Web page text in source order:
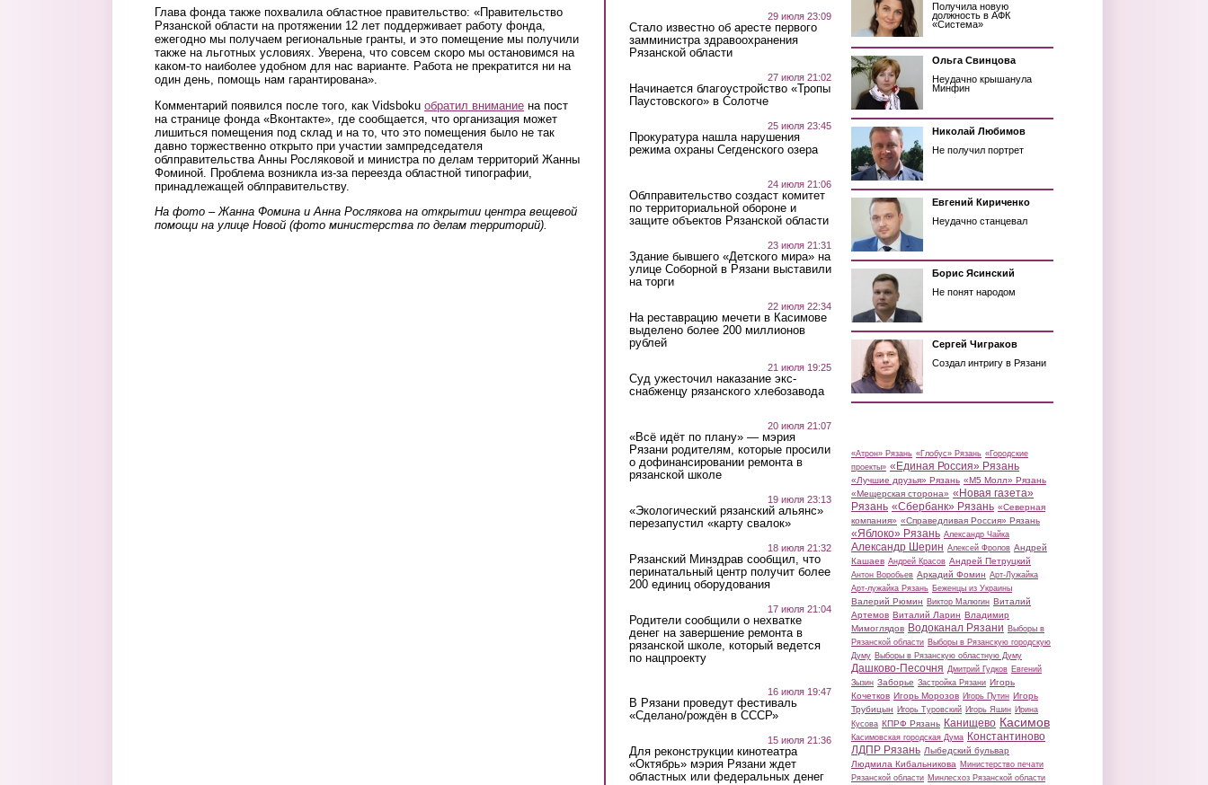
Глава фонда также похвалила областное правительство: «Правительство
Рязанской области на протяжении 12 лет поддерживает работу фонда,
ежегодно мы получаем региональные гранты, и это помещение мы получили
также на льготных условиях. Уверена, что совсем скоро мы остановимся на
каком-то наиболее удобном для нас варианте. Работа не прекратится ни на
один день, помощь нам гарантирована».
Комментарий появился после того, как Vidsboku обратил внимание на пост
на странице фонда «Вконтакте», где сообщается, что организация может
лишиться помещения под склад и на то, что это помещения было не так
давно торжественно открыто при участии зампредседателя
облправительства Анны Росляковой и министра по делам территорий Жанны
Фоминой. Проблема возникла из-за переезда областной типографии,
принадлежащей облправительству.
На фото – Жанна Фомина и Анна Рослякова на открытии центра вещевой
помощи на улице Новой (фото министерства по делам территорий).
29 июля 23:09
Стало известно об аресте первого
замминистра здравоохранения
Рязанской области
27 июля 21:02
Начинается благоустройство «Тропы
Паустовского» в Солотче
25 июля 23:45
Прокуратура нашла нарушения
режима охраны Сегденского озера
24 июля 21:06
Облправительство создаст комитет
по территориальной обороне и
защите объектов Рязанской области
23 июля 21:31
Здание бывшего «Детского мира» на
улице Соборной в Рязани выставили
на торги
22 июля 22:34
На реставрацию мечети в Касимове
выделено более 200 миллионов
рублей
21 июля 19:25
Суд ужесточил наказание экс-
снабженцу рязанского хлебозавода
20 июля 21:07
«Всё идёт по плану» — мэрия
Рязани родителям, которые просили
о дофинансировании ремонта в
рязанской школе
19 июля 23:13
«Экологический рязанский альянс»
перезапустил «карту свалок»
18 июля 21:32
Рязанский Минздрав сообщил, что
перинатальный центр получит более
200 единиц оборудования
17 июля 21:04
Родители сообщили о нехватке
денег на завершение ремонта в
рязанской школе, который ведется
по нацпроекту
16 июля 19:47
В Рязани проведут фестиваль
«Сделано/рождён в СССР»
15 июля 21:36
Для реконструкции кинотеатра
«Октябрь» мэрия Рязани ждет
областных или федеральных денег
Получила новую
должность в АФК
«Система»
Ольга Свинцова
Неудачно крышанула
Минфин
Николай Любимов
Не получил портрет
Евгений Кириченко
Неудачно станцевал
Борис Ясинский
Не понят народом
Сергей Чиграков
Создал интригу в Рязани
«Атрон» Рязань «Глобус» Рязань «Городские
проекты» «Единая Россия» Рязань
«Лучшие друзья» Рязань «М5 Молл» Рязань
«Мещерская сторона» «Новая газета»
Рязань «Сбербанк» Рязань «Северная
компания» «Справедливая Россия» Рязань
«Яблоко» Рязань Александр Чайка
Александр Шерин Алексей Фролов Андрей
Кашаев Андрей Красов Андрей Петруцкий
Антон Воробьев Аркадий Фомин Арт-Лужайка
Арт-лужайка Рязань Беженцы из Украины
Валерий Рюмин Виктор Малюгин Виталий
Артемов Виталий Ларин Владимир
Мимоглядов Водоканал Рязани Выборы в
Рязанской области Выборы в Рязанскую городскую
Думу Выборы в Рязанскую областную Думу
Дашково-Песочня Дмитрий Гудков Евгений
Зызин Заборье Застройка Рязани Игорь
Кочетков Игорь Морозов Игорь Путин Игорь
Трубицын Игорь Туровский Игорь Яшин Ирина
Кусова КПРФ Рязань Канищево Касимов
Касимовская городская Дума Константиново
ЛДПР Рязань Лыбедский бульвар
Людмила Кибальникова Министерство печати
Рязанской области Минлесхоз Рязанской области